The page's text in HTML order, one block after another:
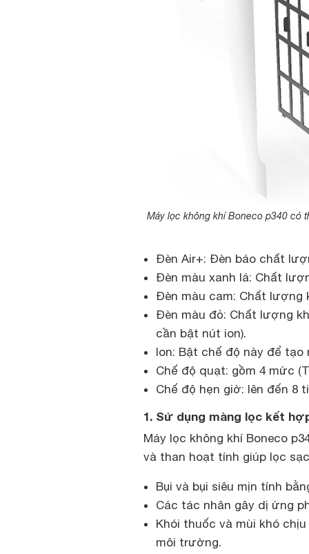
Máy lọc không khí Boneco p340 có
Đèn Air+: Đèn báo chất
Đèn màu xanh lá: Chất
Đèn màu cam: Chất lượng
Đèn màu đỏ: Chất lượng
cần bật nút ion).
Ion: Bật chế độ này để
Chế độ quạt: gồm 4 mức
Chế độ hẹn giờ: lên đến 8
1. Sử dụng màng lọc kết
Máy lọc không khí Boneco
và than hoạt tính giúp lọc
Bụi và bụi siêu mịn tính
Các tác nhân gây dị ứng
Khói thuốc và mùi khó
môi trường.